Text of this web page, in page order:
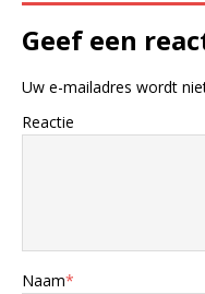
Geef een
Uw e-mailadres wordt
Reactie
Naam*